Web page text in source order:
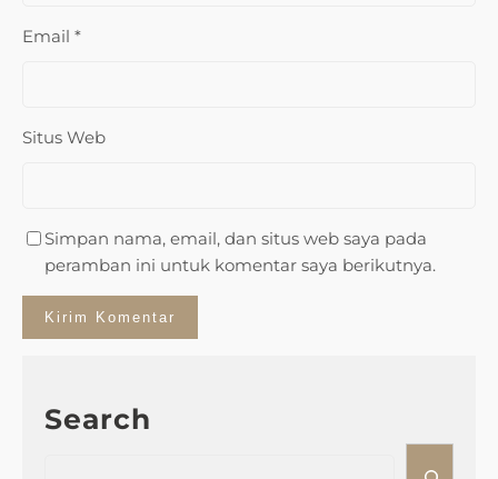
Email *
Situs Web
Simpan nama, email, dan situs web saya pada
peramban ini untuk komentar saya berikutnya.
Search